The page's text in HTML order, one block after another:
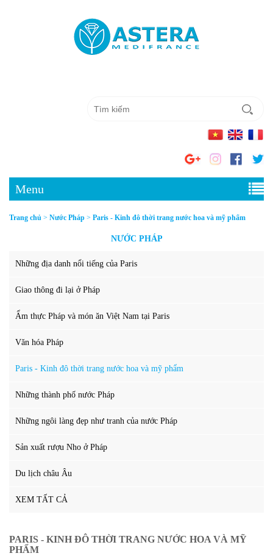
Menu
Trang chủ > Nước Pháp > Paris - Kinh đô thời trang nước hoa và mỹ phẩm
NƯỚC PHÁP
Những địa danh nổi tiếng của Paris
Giao thông đi lại ở Pháp
Ẩm thực Pháp và món ăn Việt Nam tại Paris
Văn hóa Pháp
Paris - Kinh đô thời trang nước hoa và mỹ phẩm
Những thành phố nước Pháp
Những ngôi làng đẹp như tranh của nước Pháp
Sản xuất rượu Nho ở Pháp
Du lịch châu Âu
XEM TẤT CẢ
PARIS - KINH ĐÔ THỜI TRANG NƯỚC HOA VÀ MỸ
PHẨM